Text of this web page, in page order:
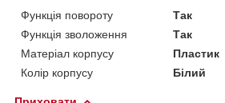
Функція повороту
Так
Функція зволоження
Так
Матеріал корпусу
Пластик
Колір корпусу
Білий